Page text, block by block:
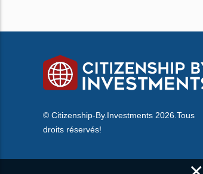
© Citizenship-By.Investments 2026.Tous
droits réservés!